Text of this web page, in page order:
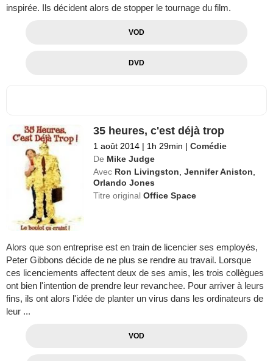
inspirée. Ils décident alors de stopper le tournage du film.
VOD
DVD
35 heures, c'est déjà trop
1 août 2014 | 1h 29min | Comédie
De Mike Judge
Avec Ron Livingston ,Jennifer Aniston
Orlando Jones
Titre originalOffice Space
Alors que son entreprise est en train de licencier ses employés,
Peter Gibbons décide de ne plus se rendre au travail. Lorsque
ces licenciements affectent deux de ses amis, les trois collègues
ont bien l'intention de prendre leur revanchee. Pour arriver à leurs
fins, ils ont alors l'idée de planter un virus dans les ordinateurs de
leur ...
VOD